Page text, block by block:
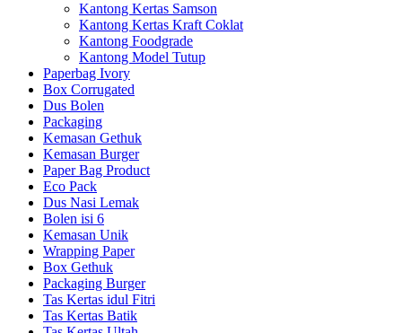
Kantong Kertas Samson
Kantong Kertas Kraft Coklat
Kantong Foodgrade
Kantong Model Tutup
Paperbag Ivory
Box Corrugated
Dus Bolen
Packaging
Kemasan Gethuk
Kemasan Burger
Paper Bag Product
Eco Pack
Dus Nasi Lemak
Bolen isi 6
Kemasan Unik
Wrapping Paper
Box Gethuk
Packaging Burger
Tas Kertas idul Fitri
Tas Kertas Batik